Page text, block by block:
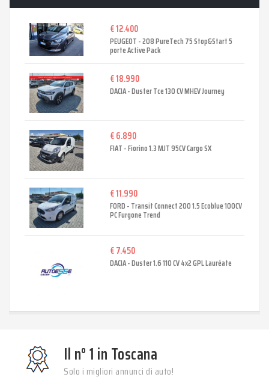
€ 12.400
PEUGEOT - 208 PureTech 75 Stop&Start 5
porte Active Pack
€ 18.990
DACIA - Duster Tce 130 CV MHEV Journey
€ 6.890
FIAT - Fiorino 1.3 MJT 95CV Cargo SX
€ 11.990
FORD - Transit Connect 200 1.5 Ecoblue 100CV
PC Furgone Trend
€ 7.450
DACIA - Duster 1.6 110 CV 4x2 GPL Lauréate
Il n° 1 in Toscana
Solo i migliori annunci di auto!